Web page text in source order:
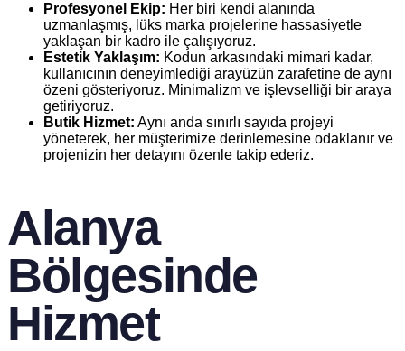
Profesyonel Ekip: Her biri kendi alanında
uzmanlaşmış, lüks marka projelerine hassasiyetle
yaklaşan bir kadro ile çalışıyoruz.
Estetik Yaklaşım: Kodun arkasındaki mimari kadar,
kullanıcının deneyimlediği arayüzün zarafetine de aynı
özeni gösteriyoruz. Minimalizm ve işlevselliği bir araya
getiriyoruz.
Butik Hizmet: Aynı anda sınırlı sayıda projeyi
yöneterek, her müşterimize derinlemesine odaklanır ve
projenizin her detayını özenle takip ederiz.
Alanya
Bölgesinde
Hizmet